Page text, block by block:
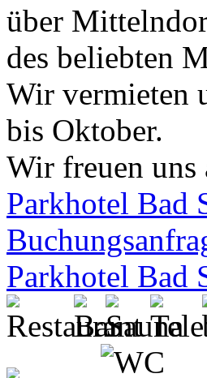
über
des beliebten
Wir vermieten
bis Oktober.
Wir freuen uns
Parkhotel Bad
Parkhotel Bad